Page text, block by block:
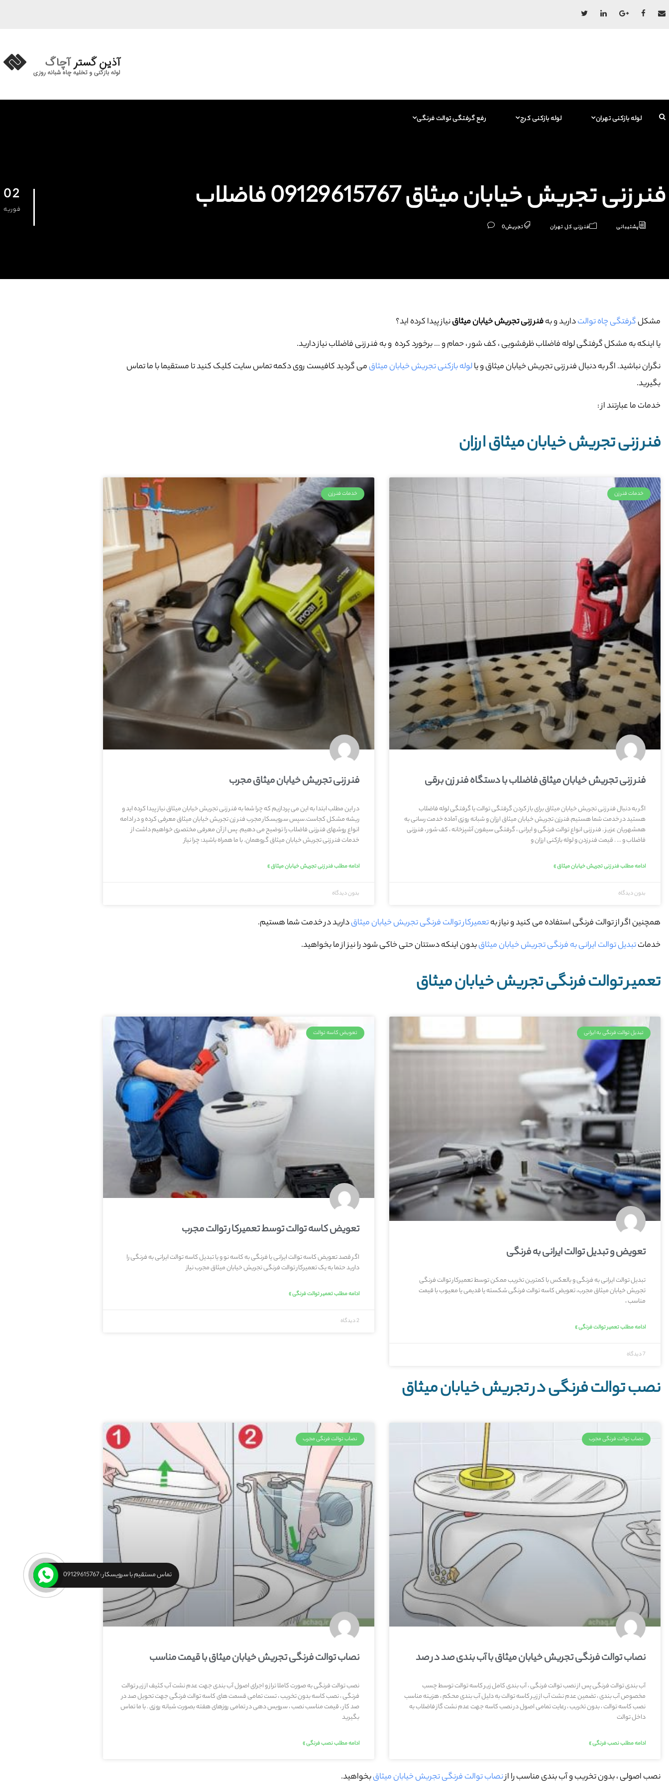
رفع گرفتگی توالت فرنگی لوله بازکنی کرج لوله بازکنی تهران
02
فوریه فنر زنی تجریش خیابان میثاق 09129615767 فاضلاب
پشتیبانی فنرزنی کل تهران تجریش0
مشکلگرفتگی چاه توالتدارید و بهفنر زنی تجریش خیابان میثاقنیاز پیدا کرده اید؟
یا اینکه به مشکل گرفتگی لوله فاضلاب ظرفشویی ، کف شور ، حمام و … برخورد کرده و به فنر زنی فاضلاب نیاز دارید.
نگران نباشید. اگر به دنبال فنر زنی تجریش خیابان میثاق و یالوله بازکنی تجریش خیابان میثاقمی گردید کافیست روی دکمه تماس سایت کلیک کنید تا مستقیما با ما تماس
بگیرید.
خدمات ما عبارتند از :
فنر زنی تجریش خیابان میثاق ارزان
خدمات فنرزن
فنر زنی تجریش خیابان میثاق فاضلاب با دستگاه فنر زن برقی
اگر به دنبال فنر زنی تجریش خیابان میثاق برای باز کردن گرفتگی توالت یا گرفتگی لوله فاضلاب
هستید در خدمت شما هستیم.فنرزن تجریش خیابان میثاق ارزان و شبانه روزی آماده خدمت رسانی به
همشهریان عزیز . فنر زنی انواع توالت فرنگی و ایرانی ، گرفتگی سیفون آشپزخانه ، کف شور ، فنرزنی
فاضلاب و … . قیمت فنر زدن و لوله بازکنی ارزان و
ادامه مطلب فنر زنی تجریش خیابان میثاق »
بدون دیدگاه
خدمات فنرزن
فنر زنی تجریش خیابان میثاق مجرب
در این مطلب ابتدا به این می پردازیم که چرا شما به فنر زنی تجریش خیابان میثاق نیاز پیدا کرده اید و
ریشه مشکل کجاست.سپس سرویسکار مجرب فنر زن تجریش خیابان میثاق معرفی کرده و در ادامه
انواع روشهای فنرزنی فاضلاب را توضیح می دهیم. پس از آن معرفی مختصری خواهیم داشت از
خدمات فنر زنی تجریش خیابان میثاق گروهمان. با ما همراه باشید: چرا نیاز
ادامه مطلب فنر زنی تجریش خیابان میثاق »
بدون دیدگاه
همچنین اگر از توالت فرنگی استفاده می کنید و نیاز بهتعمیرکار توالت فرنگی تجریش خیابان میثاقدارید در خدمت شما هستیم.
خدماتتبدیل توالت ایرانی به فرنگی تجریش خیابان میثاقبدون اینکه دستتان حتی خاکی شود را نیز از ما بخواهید.
تعمیر توالت فرنگی تجریش خیابان میثاق
تبدیل توالت فرنگی به ایرانی
تعویض و تبدیل توالت ایرانی به فرنگی
تبدیل توالت ایرانی به فرنگی و بالعکس با کمترین تخریب ممکن توسط تعمیرکار توالت فرنگی
تجریش خیابان میثاق مجرب، تعویض کاسه توالت فرنگی شکسته یا قدیمی یا معیوب با قیمت
مناسب ،
ادامه مطلب تعمیر توالت فرنگی »
7 دیدگاه
تعویض کاسه توالت
تعویض کاسه توالت توسط تعمیرکار توالت مجرب
اگر قصد تعویض کاسه توالت ایرانی یا فرنگی به کاسه نو و یا تبدیل کاسه توالت ایرانی به فرنگی را
دارید حتما به یک تعمیرکار توالت فرنگی تجریش خیابان میثاق مجرب نیاز
ادامه مطلب تعمیر توالت فرنگی »
2 دیدگاه
نصب توالت فرنگی در تجریش خیابان میثاق
نصاب توالت فرنگی مجرب
نصاب توالت فرنگی تجریش خیابان میثاق با آب بندی صد در صد
آب بندی توالت فرنگی پس از نصب توالت فرنگی ، آب بندی کامل زیر کاسه توالت توسط چسب
مخصوص آب بندی ، تضمین عدم نشت آب از زیر کاسه توالت به دلیل آب بندی محکم ، هزینه مناسب
نصب کاسه توالت ، بدون تخریب ، رعایت تمامی اصول در نصب کاسه جهت عدم نشت گاز فاضلاب به
داخل توالت
ادامه مطلب نصب فرنگی »
نصاب توالت فرنگی مجرب
نصاب توالت فرنگی تجریش خیابان میثاق با قیمت مناسب
نصب توالت فرنگی به صورت کاملا تراز و اجرای اصول آب بندی جهت عدم نشت آب کثیف از زیر توالت
فرنگی ، نصب کاسه بدون تخریب ، تست تمامی قسمت های کاسه توالت فرنگی جهت تحویل صد در
صد کار ، قیمت مناسب نصب ، سرویس دهی در تمامی روزهای هفته بصورت شبانه روزی . با ما تماس
بگیرید
ادامه مطلب نصب فرنگی »
نصب اصولی ، بدون تخریب و آب بندی مناسب را ازنصاب توالت فرنگی تجریش خیابان میثاقبخواهید.
تماس مستقیم با سرویسکار : 09129615767